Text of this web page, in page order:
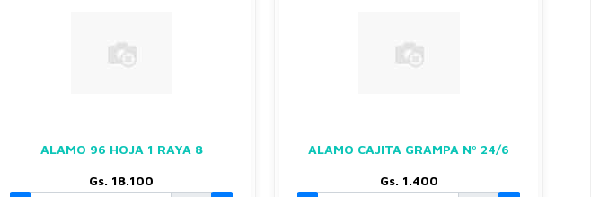
ALAMO 96 HOJA 1 RAYA 8
Gs. 18.100
ALAMO CAJITA GRAMPA Nº 24/6
Gs. 1.400